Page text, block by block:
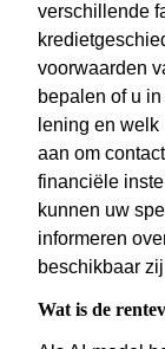
verschillende
voorwaarden
bepalen of u
lening en
aan om
financiële
kunnen uw
informeren
beschikbaar
Wat is de